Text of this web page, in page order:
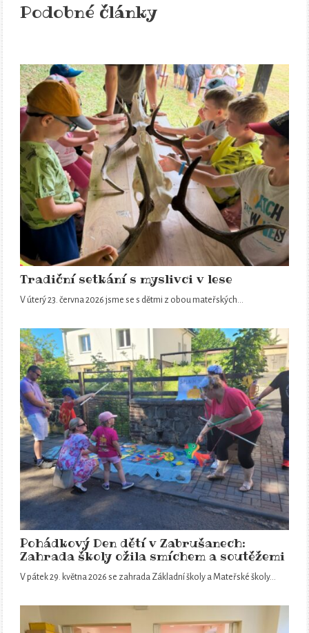
Podobné články
Tradiční setkání s myslivci v lese
V úterý 23. června 2026 jsme se s dětmi z obou mateřských…
Pohádkový Den dětí v Zabrušanech:
Zahrada školy ožila smíchem a soutěžemi
V pátek 29. května 2026 se zahrada Základní školy a Mateřské školy…